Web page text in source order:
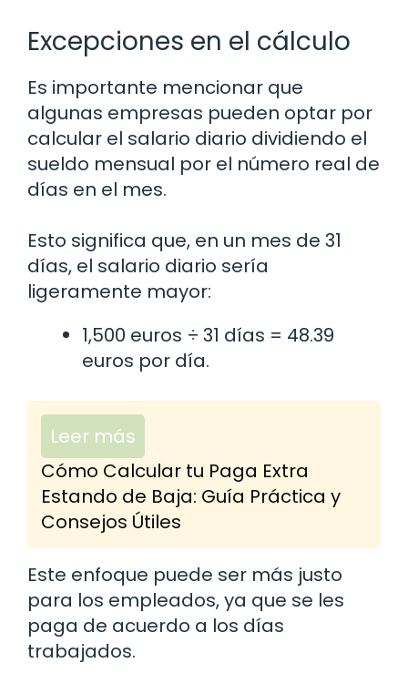
Excepciones en el cálculo
Es importante mencionar que
algunas empresas pueden optar por
calcular el salario diario dividiendo el
sueldo mensual por el número real de
días en el mes.
Esto significa que, en un mes de 31
días, el salario diario sería
ligeramente mayor:
1,500 euros ÷ 31 días = 48.39
euros por día.
Leer más
Cómo Calcular tu Paga Extra
Estando de Baja: Guía Práctica y
Consejos Útiles
Este enfoque puede ser más justo
para los empleados, ya que se les
paga de acuerdo a los días
trabajados.